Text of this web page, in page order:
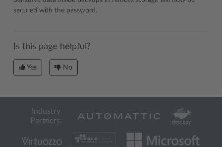
secured with the password.
Is this page helpful?
Yes No
Industry
Partners: